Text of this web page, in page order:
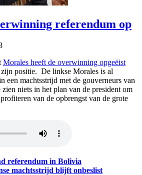
referendum op
Morales heeft de overwinning opgeëist
positie. De linkse Morales is al
een machtsstrijd met de gouverneurs van
niets in het plan van de president om
van de opbrengst van de grote
referendum in Bolivia
machtsstrijd blijft onbeslist